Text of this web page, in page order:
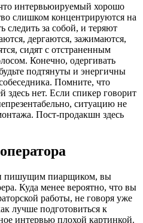
интервьюируемый хорошо
слишком концентрируются на
следить за собой, и теряют
дергаются, зажимаются,
сидят с отстраненным
Конечно, одергивать
подтянуты и энергичны
Помните, что
нет. Если спикер говорит
ситуацию не
Пост-продакшн здесь
пишущим пиарщиком, вы
Куда менее вероятно, что вы
работы, не говоря уже
лучше подготовиться к
интервью плохой картинкой.